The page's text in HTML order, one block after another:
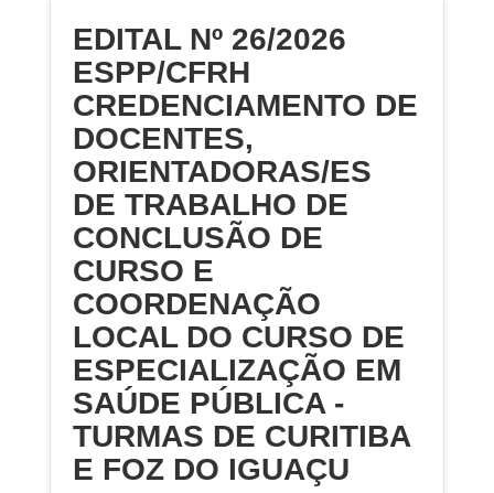
EDITAL Nº 26/2026
ESPP/CFRH
CREDENCIAMENTO DE
DOCENTES,
ORIENTADORAS/ES
DE TRABALHO DE
CONCLUSÃO DE
CURSO E
COORDENAÇÃO
LOCAL DO CURSO DE
ESPECIALIZAÇÃO EM
SAÚDE PÚBLICA -
TURMAS DE CURITIBA
E FOZ DO IGUAÇU